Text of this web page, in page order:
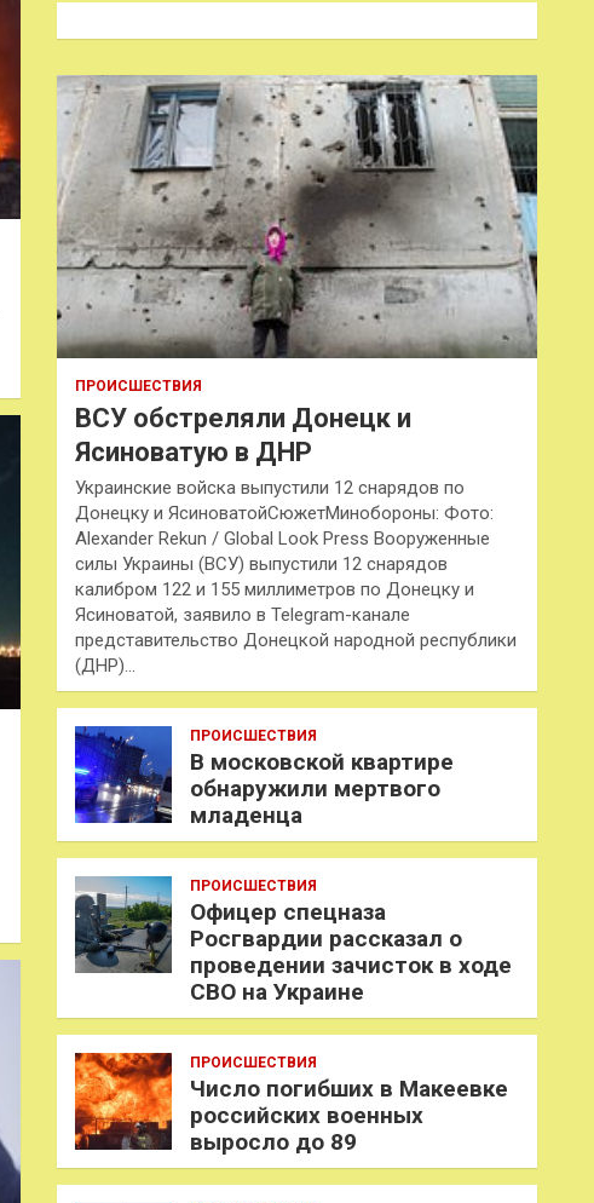
к
ПРОИСШЕСТВИЯ
ВСУ обстреляли Донецк и
Ясиноватую в ДНР
Украинские войска выпустили 12 снарядов по
Донецку и ЯсиноватойСюжетМинобороны: Фото:
Alexander Rekun / Global Look Press Вооруженные
силы Украины (ВСУ) выпустили 12 снарядов
калибром 122 и 155 миллиметров по Донецку и
Ясиноватой, заявило в Telegram-канале
представительство Донецкой народной республики
(ДНР)…
ПРОИСШЕСТВИЯ
В московской квартире
обнаружили мертвого
младенца
ПРОИСШЕСТВИЯ
Офицер спецназа
Росгвардии рассказал о
проведении зачисток в ходе
СВО на Украине
ПРОИСШЕСТВИЯ
Число погибших в Макеевке
российских военных
выросло до 89